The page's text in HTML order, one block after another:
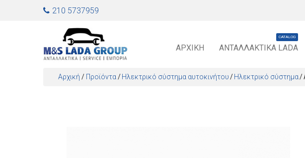
Jump to navigation210 5737959
ΑΡΧΙΚΉ ΑΝΤΑΛΛΑΚΤΙΚΆ LADA
CATALOG
Αρχική / Προϊόντα /Ηλεκτρικό σύστημα αυτοκινήτου Ηλεκτρικό σύστημα